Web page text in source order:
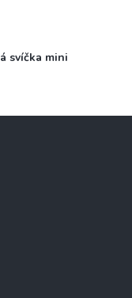
svíčka mini